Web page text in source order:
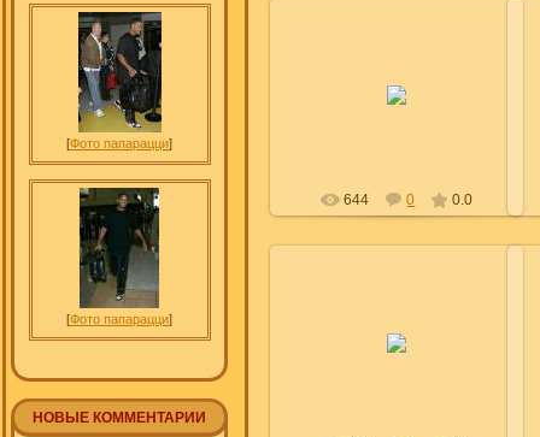
[Фото папарацци]
[Фото папарацци]
НОВЫЕ КОММЕНТАРИИ
644 0 0.0